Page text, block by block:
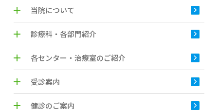
当院について
診療科・各部門紹介
各センター・治療室のご紹介
受診案内
健診のご案内